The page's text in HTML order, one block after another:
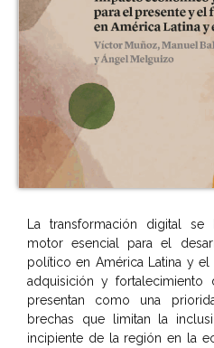
La transformación digital
motor esencial para el
político en América Latina y el
adquisición y fortalecimiento
presentan como una
brechas que limitan la
incipiente de la región en la